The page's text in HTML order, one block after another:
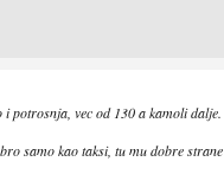
potrosnja, vec od 130 a kamoli dalje.
samo kao taksi, tu mu dobre